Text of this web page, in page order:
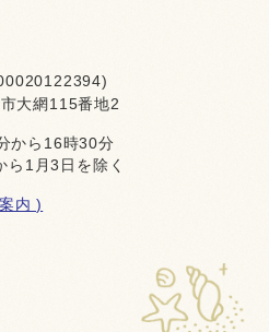
大網115番地2
から16時30分
1月3日を除く
内 )